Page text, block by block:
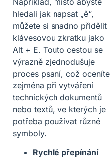
hledali jak napsat „ě“,
můžete si snadno přidělit
klávesovou zkratku jako
Alt + E. Touto cestou se
výrazně zjednodušuje
proces psaní, což oceníte
zejména při vytváření
technických dokumentů
nebo textů, ve kterých je
potřeba používat různé
symboly.
Rychlé přepínání